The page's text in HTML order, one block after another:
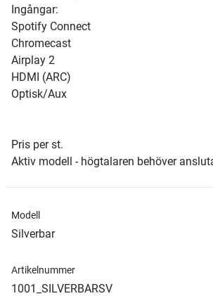
Ingångar:
Spotify Connect
Chromecast
Airplay 2
HDMI (ARC)
Optisk/Aux
Pris per st.
Aktiv modell - högtalaren behöver
Modell
Silverbar
Artikelnummer
1001_SILVERBARSV